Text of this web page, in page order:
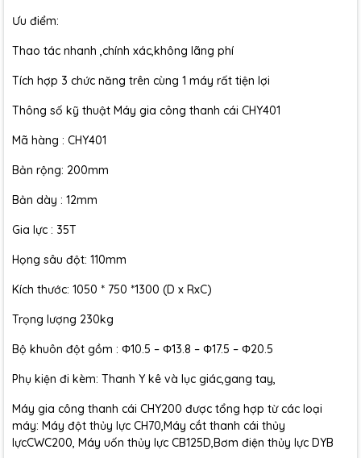
Ưu điểm:
Thao tác nhanh ,chính xác,không lãng phí
Tích hợp 3 chức năng trên cùng 1 máy rất tiện lợi
Thông số kỹ thuật Máy gia công thanh cái CHY401
Mã hàng : CHY401
Bản rộng: 200mm
Bản dày : 12mm
Gia lực : 35T
Họng sâu đột: 110mm
Kích thước: 1050 * 750 *1300 (D x RxC)
Trọng lượng 230kg
Bộ khuôn đột gồm : Φ10.5 – Φ13.8 – Φ17.5 – Φ20.5
Phụ kiện đi kèm: Thanh Y kê và lục giác,gang tay,
Máy gia công thanh cái CHY200 được tổng hợp từ các loại
máy: Máy đột thủy lực CH70,Máy cắt thanh cái thủy
lựcCWC200, Máy uốn thủy lực CB125D,Bơm điện thủy lực DYB